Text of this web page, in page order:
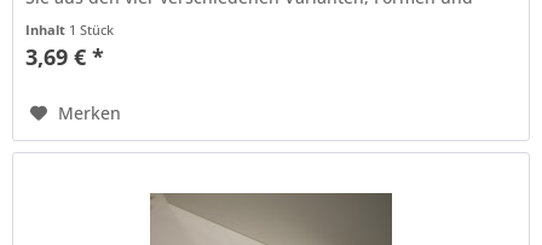
Inhalt 1 Stück
3,69 € *
Merken